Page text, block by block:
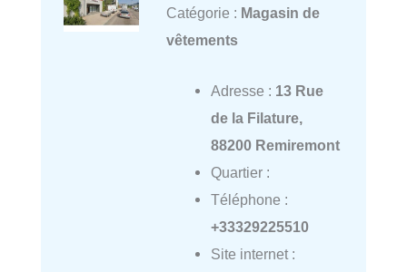
Catégorie : Magasin de
vêtements
Adresse : 13 Rue
de la Filature,
88200 Remiremont
Quartier :
Téléphone :
+33329225510
Site internet :